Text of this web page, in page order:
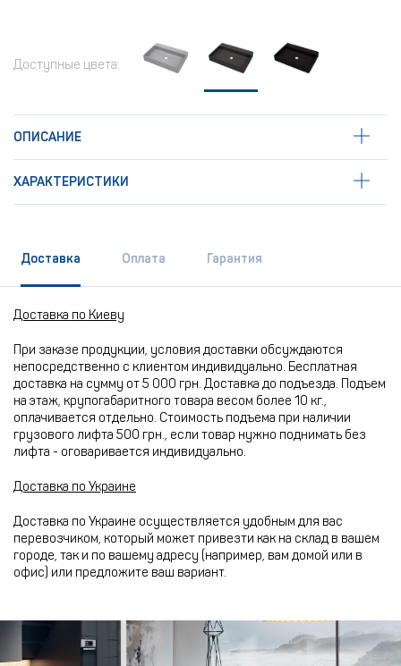
Доступные цвета:
ОПИСАНИЕ
ХАРАКТЕРИСТИКИ
Доставка Оплата Гарантия
Доставка по Киеву
При заказе продукции, условия доставки обсуждаются
непосредственно с клиентом индивидуально. Бесплатная
доставка на сумму от 5 000 грн. Доставка до подъезда. Подъем
на этаж, крупогабаритного товара весом более 10 кг.,
оплачивается отдельно. Стоимость подъема при наличии
грузового лифта 500 грн., если товар нужно поднимать без
лифта - оговаривается индивидуально.
Доставка по Украине
Доставка по Украине осуществляется удобным для вас
перевозчиком, который может привезти как на склад в вашем
городе, так и по вашему адресу (например, вам домой или в
офис) или предложите ваш вариант.